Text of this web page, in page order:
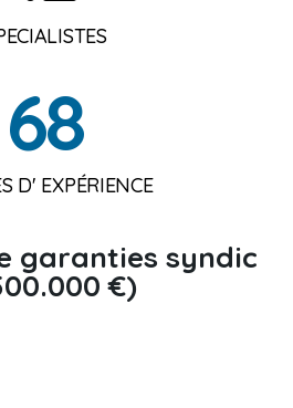
68
D' EXPÉRIENCE
garanties syndic
€)